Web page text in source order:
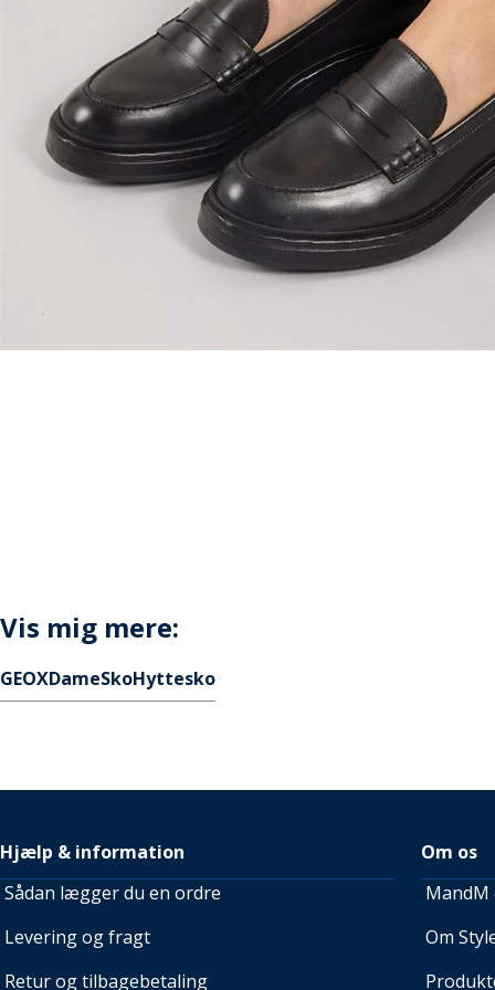
Vis mig mere:
GEOXDameSkoHyttesko
Hjælp & information
Sådan lægger du en ordre
Levering og fragt
Retur og tilbagebetaling
Om os
MandM
Om